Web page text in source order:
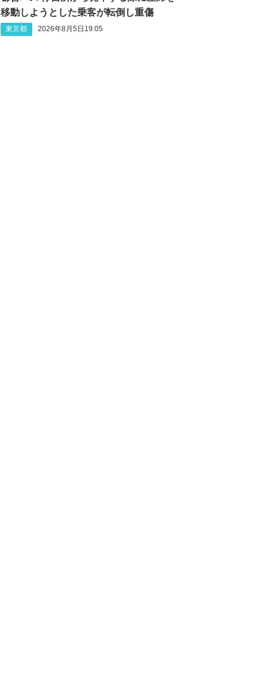
移動しようとした乗客が転倒し重傷
東京都 2026年8月5日19:05